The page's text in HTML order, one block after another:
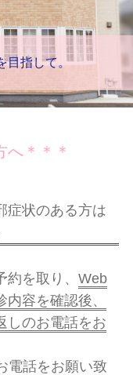
目指して。
へ＊＊＊
症状のある方は
を取り、 Web
容を確認後、
しのお電話をお
電話をお願い致